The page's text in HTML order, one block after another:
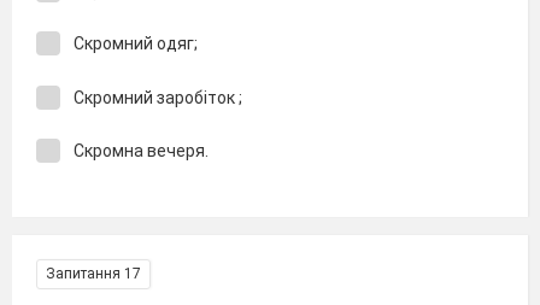
Скромний одяг;
Скромний заробіток ;
Скромна вечеря.
Запитання 17